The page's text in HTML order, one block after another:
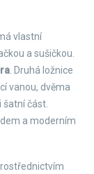
vlastní
a sušičkou.
. Druhá ložnice
vanou, dvěma
část.
a moderním